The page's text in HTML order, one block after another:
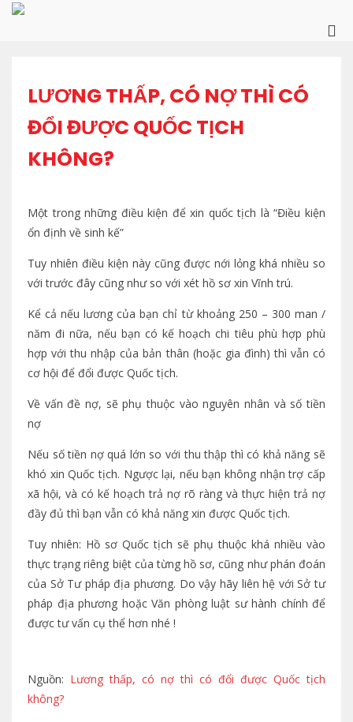
Skip
LƯƠNG THẤP, CÓ NỢ THÌ CÓ
ĐỔI ĐƯỢC QUỐC TỊCH
KHÔNG?
Một trong những điều kiện để xin quốc tịch là “Điều kiện
ổn định về sinh kế”
Tuy nhiên điều kiện này cũng được nới lỏng khá nhiều so
với trước đây cũng như so với xét hồ sơ xin Vĩnh trú.
Kể cả nếu lương của bạn chỉ từ khoảng 250 – 300 man /
năm đi nữa, nếu bạn có kế hoạch chi tiêu phù hợp phù
hợp với thu nhập của bản thân (hoặc gia đình) thì vẫn có
cơ hội để đổi được Quốc tịch.
Về vấn đề nợ, sẽ phụ thuộc vào nguyên nhân và số tiền
nợ
Nếu số tiền nợ quá lớn so với thu thập thì có khả năng sẽ
khó xin Quốc tịch. Ngược lại, nếu bạn không nhận trợ cấp
xã hội, và có kế hoạch trả nợ rõ ràng và thực hiện trả nợ
đầy đủ thì bạn vẫn có khả năng xin được Quốc tịch.
Tuy nhiên: Hồ sơ Quốc tịch sẽ phụ thuộc khá nhiều vào
thực trạng riêng biệt của từng hồ sơ, cũng như phán đoán
của Sở Tư pháp địa phương. Do vậy hãy liên hệ với Sở tư
pháp địa phương hoặc Văn phòng luật sư hành chính để
được tư vấn cụ thể hơn nhé !
Nguồn: Lương thấp, có nợ thì có đổi được Quốc tịch
không?